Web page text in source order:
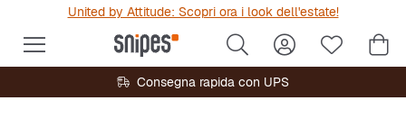
United by Attitude: Scopri ora i look dell'estate!
Consegna rapida con UPS